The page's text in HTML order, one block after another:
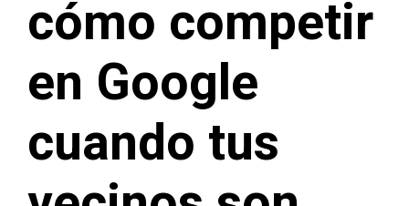
cómo competir
en Google
cuando tus